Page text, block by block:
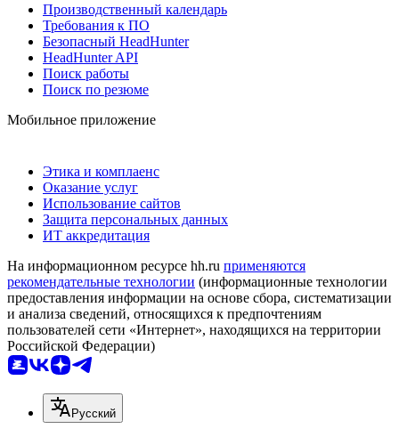
Производственный календарь
Требования к ПО
Безопасный HeadHunter
HeadHunter API
Поиск работы
Поиск по резюме
Мобильное приложение
Этика и комплаенс
Оказание услуг
Использование сайтов
Защита персональных данных
ИТ аккредитация
На информационном ресурсе hh.ru применяются
рекомендательные технологии (информационные технологии
предоставления информации на основе сбора, систематизации
и анализа сведений, относящихся к предпочтениям
пользователей сети «Интернет», находящихся на территории
Российской Федерации)
Русский